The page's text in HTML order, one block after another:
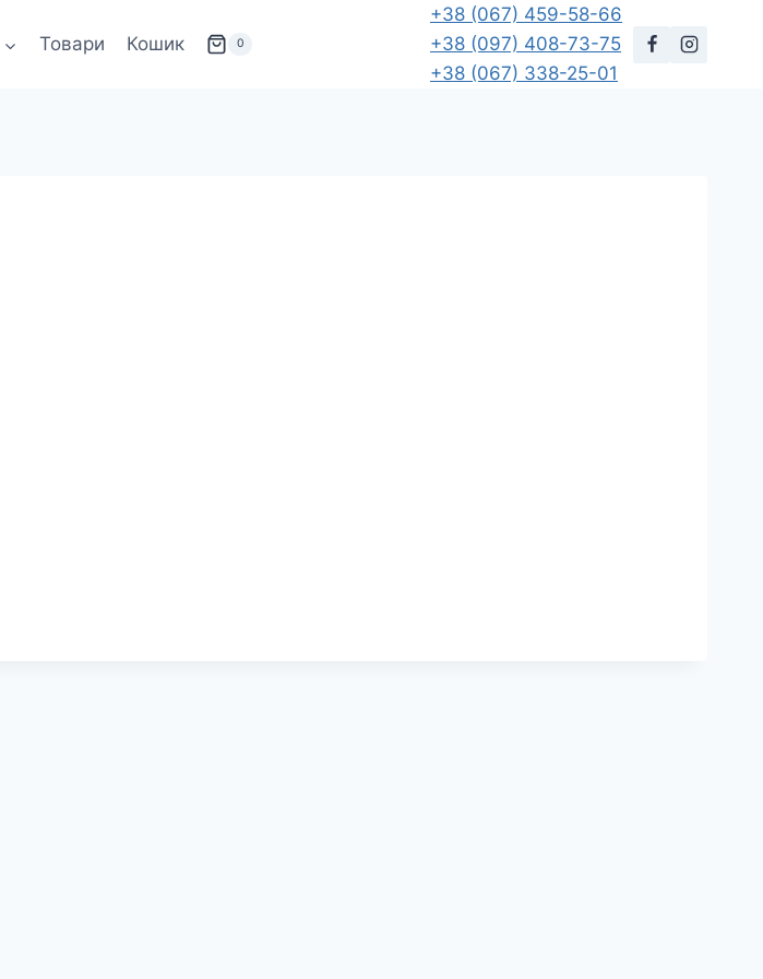
Товари Кошик 0
+38 (067) 459-58-66
+38 (097) 408-73-75
+38 (067) 338-25-01